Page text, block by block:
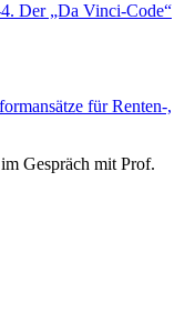
Der „Da Vinci-Code“
für Renten-,
Gespräch mit Prof.